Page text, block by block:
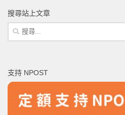
搜尋站上文章
搜
尋
字:
支持 NPOST